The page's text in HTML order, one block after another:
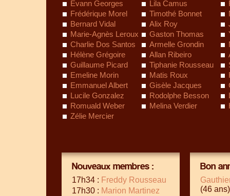
Evann Georges
Lila Camus
Frédérique Morel
Timothé Bonnet
Bernard Vidal
Alix Roy
Marie-Agnès Leroux
Gaston Thomas
Charlie Dos Santos
Armelle Grondin
Hélène Grégoire
Allan Ribeiro
Guillaume Picard
Tiphanie Rousseau
Emeline Morin
Matis Roux
Emmanuel Albert
Gisèle Jacques
Lucile Gonzalez
Rodolphe Besson
Romuald Weber
Melina Verdier
Zélie Mercier
Nouveaux membres :
17h34 : Freddy Rousseau
17h30 : Marion Martinez
Bon
(46 ans)